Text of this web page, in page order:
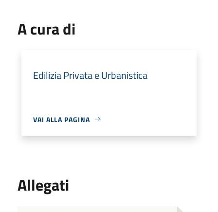
A cura di
Edilizia Privata e Urbanistica
VAI ALLA PAGINA
Allegati